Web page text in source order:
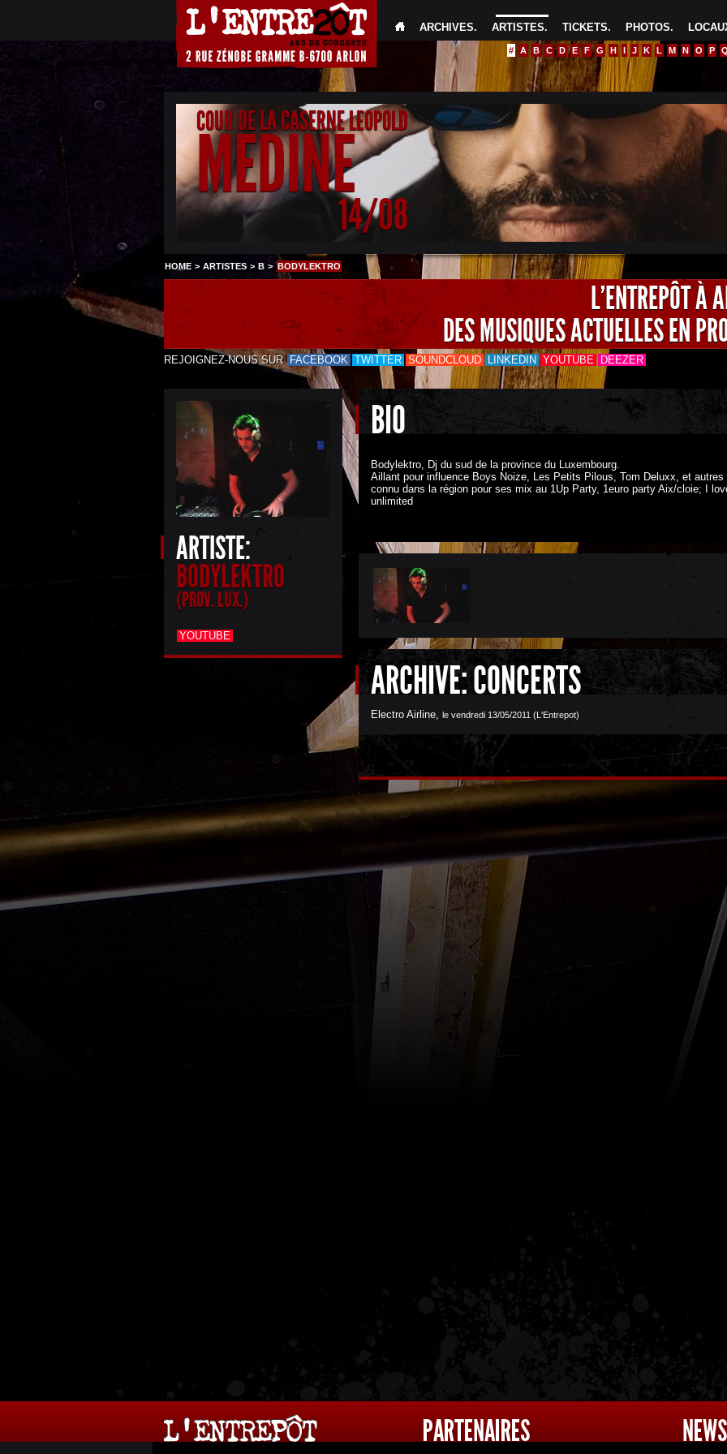
PHOTOS.
TICKETS.
ARTISTES.
ARCHIVES.
# A B C D E F G H I J K L M N O P
COUR DE LA CASERNE LEOPOLD
MEDINE
14/08
HOME > ARTISTES > B > BODYLEKTRO
L'ENTREPÔT À
DES MUSIQUES ACTUELLES EN
REJOIGNEZ-NOUS SUR FACEBOOK TWITTER SOUNDCLOUD LINKEDIN YOUTUBE DEEZER
ARTISTE:
BODYLEKTRO
(PROV. LUX.)
YOUTUBE
BIO
Bodylektro, Dj du sud de la province du Luxembourg.
Aillant pour influence Boys Noize, Les Petits Pilous, Tom Deluxx, et
connu dans la région pour ses mix au 1Up Party, 1euro party Aix/cloie; I
unlimited
ARCHIVE: CONCERTS
Electro Airline, le vendredi 13/05/2011 (L'Entrepot)